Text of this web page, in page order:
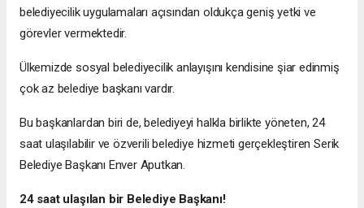
belediyecilik uygulamaları açısından oldukça geniş yetki ve
görevler vermektedir.
Ülkemizde sosyal belediyecilik anlayışını kendisine şiar edinmiş
çok az belediye başkanı vardır.
Bu başkanlardan biri de, belediyeyi halkla birlikte yöneten, 24
saat ulaşılabilir ve özverili belediye hizmeti gerçekleştiren Serik
Belediye Başkanı Enver Aputkan.
24 saat ulaşılan bir Belediye Başkanı!